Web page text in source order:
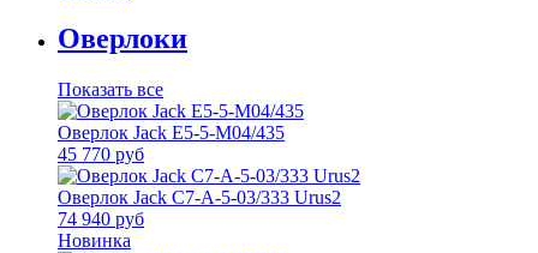
Оверлоки
Показать все
Оверлок Jack E5-5-M04/435
45 770 руб
Оверлок Jack C7-A-5-03/333 Urus2
74 940 руб
Новинка